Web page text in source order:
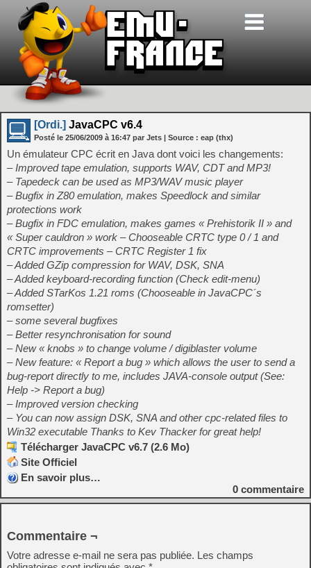
[Ordi.] JavaCPC v6.4
Posté le 25/06/2009 à 16:47 par Jets | Source : eap (thx)
Un émulateur CPC écrit en Java dont voici les changements:
– Improved tape emulation, supports WAV, CDT and MP3!
– Tapedeck can be used as MP3/WAV music player
– Bugfix in Z80 emulation, makes Speedlock and similar
protections work
– Bugfix in FDC emulation, makes games « Prehistorik II » and
« Super cauldron » work – Chooseable CRTC type 0 / 1 and
CRTC improvements – CRTC Register 1 fix
– Added GZip compression for WAV, DSK, SNA
– Added keyboard-recording function (Check edit-menu)
– Added STarKos 1.21 roms (Chooseable in JavaCPC´s
romsetter)
– some several bugfixes
– Better resynchronisation for sound
– New « knobs » to change volume / digiblaster volume
– New feature: « Report a bug » which allows the user to send a
bug-report directly to me, includes JAVA-console output (See:
Help -> Report a bug)
– Improved version checking
– You can now assign DSK, SNA and other cpc-related files to
Win32 executable Thanks to Kev Thacker for great help!
Télécharger JavaCPC v6.7 (2.6 Mo)
Site Officiel
En savoir plus…
0 commentaire
Commentaire ¬
Votre adresse e-mail ne sera pas publiée. Les champs